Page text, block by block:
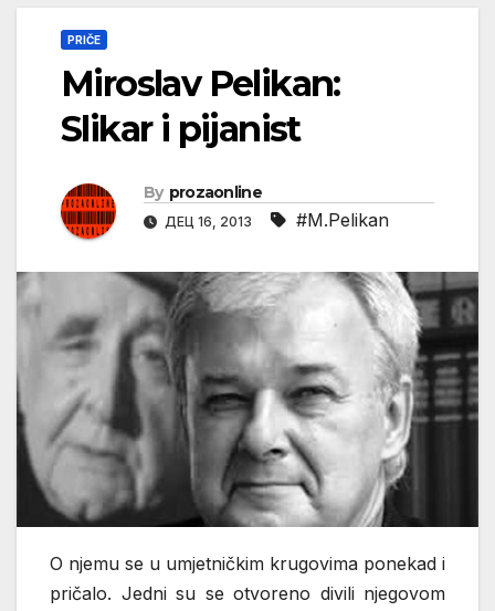
PRIČE
Miroslav Pelikan:
Slikar i pijanist
By prozaonline
ДЕЦ 16, 2013 #M.Pelikan
O njemu se u umjetničkim krugovima ponekad i
pričalo. Jedni su se otvoreno divili njegovom